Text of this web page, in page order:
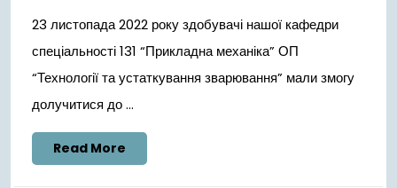
23 листопада 2022 року здобувачі нашої кафедри
спеціальності 131 “Прикладна механіка” ОП
“Технології та устаткування зварювання” мали змогу
долучитися до ...
Read More
More